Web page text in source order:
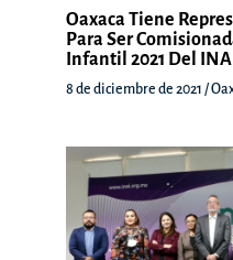
Oaxaca Tiene
Para Ser
Infantil 2021 Del
8 de diciembre de 2021 /